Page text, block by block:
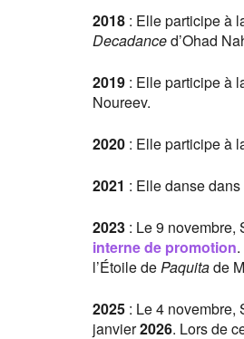
2018 : Elle participe à
Decadanced’Ohad
2019 : Elle participe à
Noureev.
2020 : Elle participe à
2021 : Elle danse dans
2023 : Le 9 novembre,
interne de promotion
l’Étoile dePaquitade
2025 : Le 4 novembre,
janvier2026. Lors de